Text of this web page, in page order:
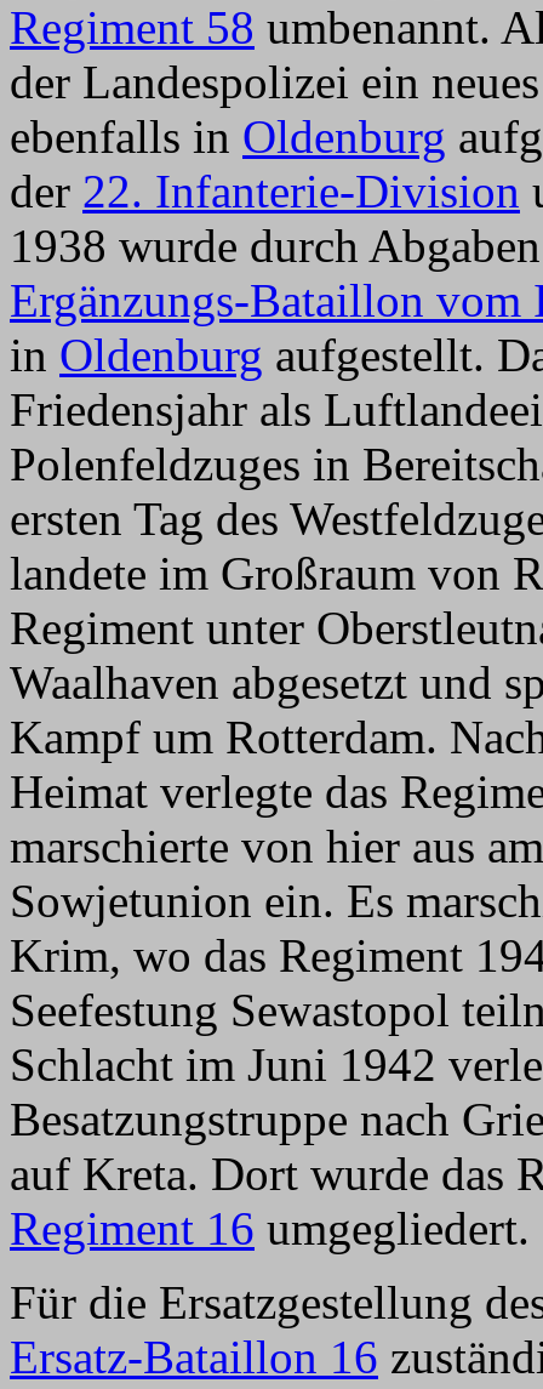
Regiment 58 umbenannt.
der Landespolizei ein
ebenfalls in Oldenburg
der 22. Infanterie-Division
1938 wurde durch
Ergänzungs-Bataillon vom
in Oldenburg aufgestellt.
Friedensjahr als
Polenfeldzuges in
ersten Tag des
landete im Großraum von
Regiment unter
Waalhaven abgesetzt und
Kampf um Rotterdam.
Heimat verlegte das
marschierte von hier aus
Sowjetunion ein. Es
Krim, wo das Regiment
Seefestung Sewastopol
Schlacht im Juni 1942
Besatzungstruppe nach
auf Kreta. Dort wurde das
Regiment 16 umgegliedert.
Für die Ersatzgestellung
Ersatz-Bataillon 16